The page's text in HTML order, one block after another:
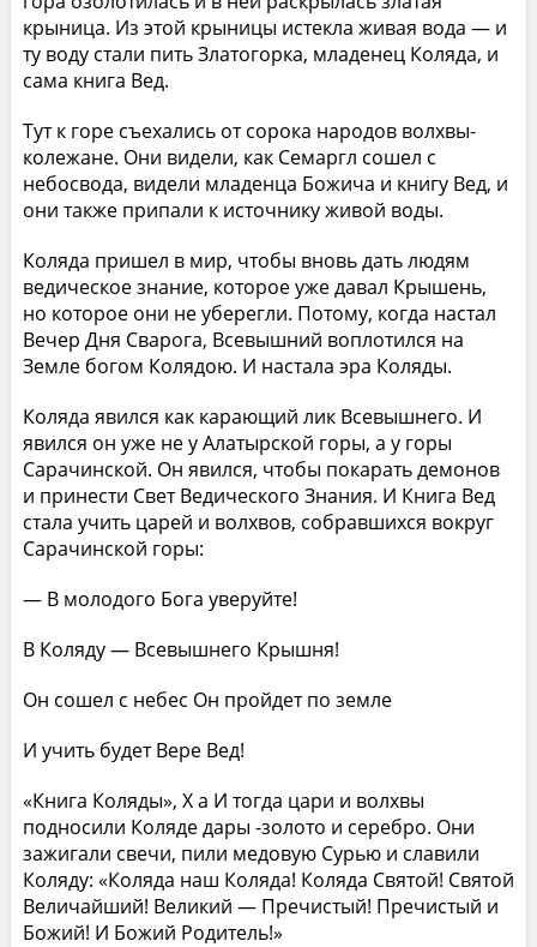
крыница. Из этой крыницы истекла живая вода — и
ту воду стали пить Златогорка, младенец Коляда, и
сама книга Вед.
Тут к горе съехались от сорока народов волхвы-
колежане. Они видели, как Семаргл сошел с
небосвода, видели младенца Божича и книгу Вед, и
они также припали к источнику живой воды.
Коляда пришел в мир, чтобы вновь дать людям
ведическое знание, которое уже давал Крышень,
но которое они не уберегли. Потому, когда настал
Вечер Дня Сварога, Всевышний воплотился на
Земле богом Колядою. И настала эра Коляды.
Коляда явился как карающий лик Всевышнего. И
явился он уже не у Алатырской горы, а у горы
Сарачинской. Он явился, чтобы покарать демонов
и принести Свет Ведического Знания. И Книга Вед
стала учить царей и волхвов, собравшихся вокруг
Сарачинской горы:
— В молодого Бога уверуйте!
В Коляду — Всевышнего Крышня!
Он сошел с небес Он пройдет по земле
И учить будет Вере Вед!
«Книга Коляды», X а И тогда цари и волхвы
подносили Коляде дары -золото и серебро. Они
зажигали свечи, пили медовую Сурью и славили
Коляду: «Коляда наш Коляда! Коляда Святой! Святой
Величайший! Великий — Пречистый! Пречистый и
Божий! И Божий Родитель!»